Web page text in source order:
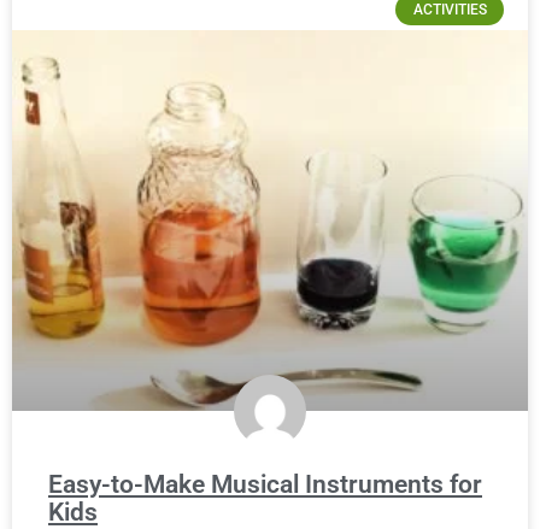
ACTIVITIES
Easy-to-Make Musical Instruments for
Kids